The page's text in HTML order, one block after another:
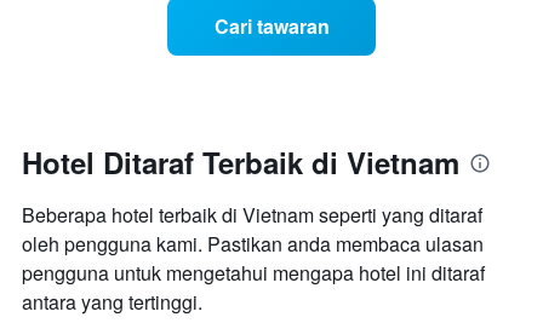
X
memaparkan
bilangan
sebelum
penginapan
Cari tawaran
Hotel Ditaraf Terbaik di Vietnam
Beberapa hotel terbaik di Vietnam seperti yang ditaraf
oleh pengguna kami. Pastikan anda membaca ulasan
pengguna untuk mengetahui mengapa hotel ini ditaraf
antara yang tertinggi.